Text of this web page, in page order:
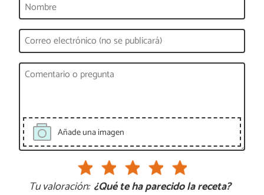
Añade una imagen
Tu valoración: ¿Qué te ha parecido la receta?